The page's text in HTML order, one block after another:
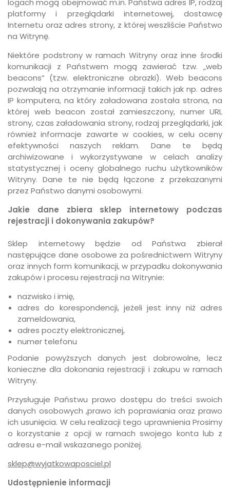
logach mogą obejmować m.in. Państwa adres IP, rodzaj
platformy i przeglądarki internetowej, dostawcę
Internetu oraz adres strony, z której weszliście Państwo
na Witrynę.
Niektóre podstrony w ramach Witryny oraz inne środki
komunikacji z Państwem mogą zawierać tzw. „web
beacons” (tzw. elektroniczne obrazki). Web beacons
pozwalają na otrzymanie informacji takich jak np. adres
IP komputera, na który załadowana została strona, na
której web beacon został zamieszczony, numer URL
strony, czas załadowania strony, rodzaj przeglądarki, jak
również informacje zawarte w cookies, w celu oceny
efektywności naszych reklam. Dane te będą
archiwizowane i wykorzystywane w celach analizy
statystycznej i oceny globalnego ruchu użytkowników
Witryny. Dane te nie będą łączone z przekazanymi
przez Państwo danymi osobowymi.
Jakie dane zbiera sklep internetowy podczas
rejestracji i dokonywania zakupów?
Sklep internetowy będzie od Państwa zbierał
następujące dane osobowe za pośrednictwem Witryny
oraz innych form komunikacji, w przypadku dokonywania
zakupów i procesu rejestracji na Witrynie:
nazwisko i imię,
adres do korespondencji, jeżeli jest inny niż adres
zameldowania,
adres poczty elektronicznej,
numer telefonu
Podanie powyższych danych jest dobrowolne, lecz
konieczne dla dokonania rejestracji i zakupu w ramach
Witryny.
Przysługuje Państwu prawo dostępu do treści swoich
danych osobowych ,prawo ich poprawiania oraz prawo
ich usunięcia. W celu realizacji tego uprawnienia Prosimy
o korzystanie z opcji w ramach swojego konta lub z
adresu e-mail wskazanego poniżej.
sklep@wyjatkowaposciel.pl
Udostępnienie informacji